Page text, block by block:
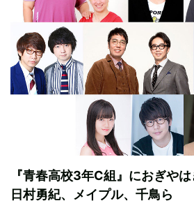
『青春高校3年C組』におぎやは
日村勇紀、メイプル、千鳥ら